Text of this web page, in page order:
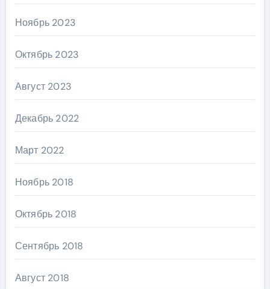
Ноябрь 2023
Октябрь 2023
Август 2023
Декабрь 2022
Март 2022
Ноябрь 2018
Октябрь 2018
Сентябрь 2018
Август 2018